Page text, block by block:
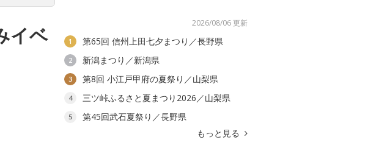
イベ
2026/08/06 更新
1 第65回 信州上田七夕まつり／長野県
2 新潟まつり／新潟県
3 第8回 小江戸甲府の夏祭り／山梨県
4 三ツ峠ふるさと夏まつり2026／山梨県
5
第45回武石夏祭り／長野県
もっと見る